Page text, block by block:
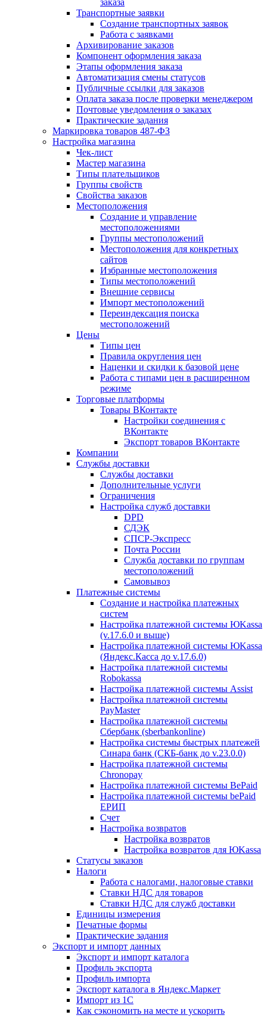
заказа
Транспортные заявки
Создание транспортных заявок
Работа с заявками
Архивирование заказов
Компонент оформления заказа
Этапы оформления заказа
Автоматизация смены статусов
Публичные ссылки для заказов
Оплата заказа после проверки менеджером
Почтовые уведомления о заказах
Практические задания
Маркировка товаров 487-ФЗ
Настройка магазина
Чек-лист
Мастер магазина
Типы плательщиков
Группы свойств
Свойства заказов
Местоположения
Создание и управление
местоположениями
Группы местоположений
Местоположения для конкретных
сайтов
Избранные местоположения
Типы местоположений
Внешние сервисы
Импорт местоположений
Переиндексация поиска
местоположений
Цены
Типы цен
Правила округления цен
Наценки и скидки к базовой цене
Работа с типами цен в расширенном
режиме
Торговые платформы
Товары ВКонтакте
Настройки соединения с
ВКонтакте
Экспорт товаров ВКонтакте
Компании
Службы доставки
Службы доставки
Дополнительные услуги
Ограничения
Настройка служб доставки
DPD
СДЭК
СПСР-Экспресс
Почта России
Служба доставки по группам
местоположений
Самовывоз
Платежные системы
Создание и настройка платежных
систем
Настройка платежной системы ЮKassa
(v.17.6.0 и выше)
Настройка платежной системы ЮKassa
(Яндекс.Касса до v.17.6.0)
Настройка платежной системы
Robokassa
Настройка платежной системы Assist
Настройка платежной системы
PayMaster
Настройка платежной системы
Сбербанк (sberbankonline)
Настройка системы быстрых платежей
Синара банк (СКБ-банк до v.23.0.0)
Настройка платежной системы
Chronopay
Настройка платежной системы BePaid
Настройка платежной системы bePaid
ЕРИП
Счет
Настройка возвратов
Настройка возвратов
Настройка возвратов для ЮKassa
Статусы заказов
Налоги
Работа с налогами, налоговые ставки
Ставки НДС для товаров
Ставки НДС для служб доставки
Единицы измерения
Печатные формы
Практические задания
Экспорт и импорт данных
Экспорт и импорт каталога
Профиль экспорта
Профиль импорта
Экспорт каталога в Яндекс.Маркет
Импорт из 1С
Как сэкономить на месте и ускорить